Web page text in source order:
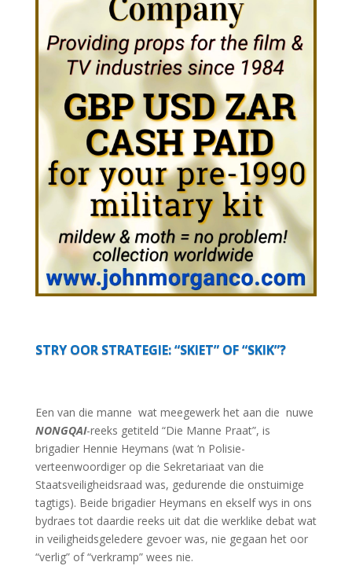
STRY OOR STRATEGIE: “SKIET” OF “SKIK”?
Een van die manne wat meegewerk het aan die nuwe
NONGQAI-reeks getiteld “Die Manne Praat”, is
brigadier Hennie Heymans (wat ‘n Polisie-
verteenwoordiger op die Sekretariaat van die
Staatsveiligheidsraad was, gedurende die onstuimige
tagtigs). Beide brigadier Heymans en ekself wys in ons
bydraes tot daardie reeks uit dat die werklike debat wat
in veiligheidsgeledere gevoer was, nie gegaan het oor
“verlig” of “verkramp” wees nie.